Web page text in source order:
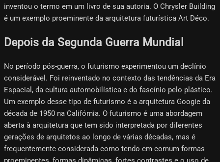
inventou o termo em um livro de sua autoria. O Chrysler Building
é um exemplo proeminente da arquitetura futurística Art Déco.
Depois da Segunda Guerra Mundial
No período pós-guerra, o futurismo experimentou um declínio
considerável. Foi reinventado no contexto das tendências da Era
Espacial, da cultura automobilística e do fascínio pelo plástico.
Um exemplo desse tipo de futurismo é a arquitetura Googie da
década de 1950 na Califórnia. O futurismo é uma abordagem
aberta à arquitetura que tem sido interpretada por diferentes
gerações de arquitetos ao longo de várias décadas, mas é
frequentemente considerada como tendo em comum formas